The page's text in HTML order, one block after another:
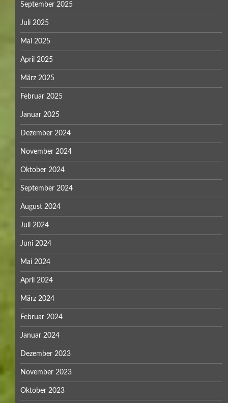
September 2025
Juli 2025
Mai 2025
April 2025
März 2025
Februar 2025
Januar 2025
Dezember 2024
November 2024
Oktober 2024
September 2024
August 2024
Juli 2024
Juni 2024
Mai 2024
April 2024
März 2024
Februar 2024
Januar 2024
Dezember 2023
November 2023
Oktober 2023